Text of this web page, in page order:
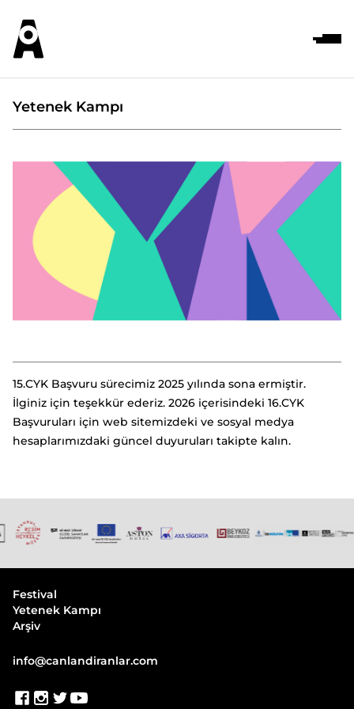
Yetenek Kampı
15.CYK Başvuru sürecimiz 2025 yılında sona ermiştir.
İlginiz için teşekkür ederiz. 2026 içerisindeki 16.CYK
Başvuruları için web sitemizdeki ve sosyal medya
hesaplarımızdaki güncel duyuruları takipte kalın.
Festival
Yetenek Kampı
Arşiv
info@canlandiranlar.com